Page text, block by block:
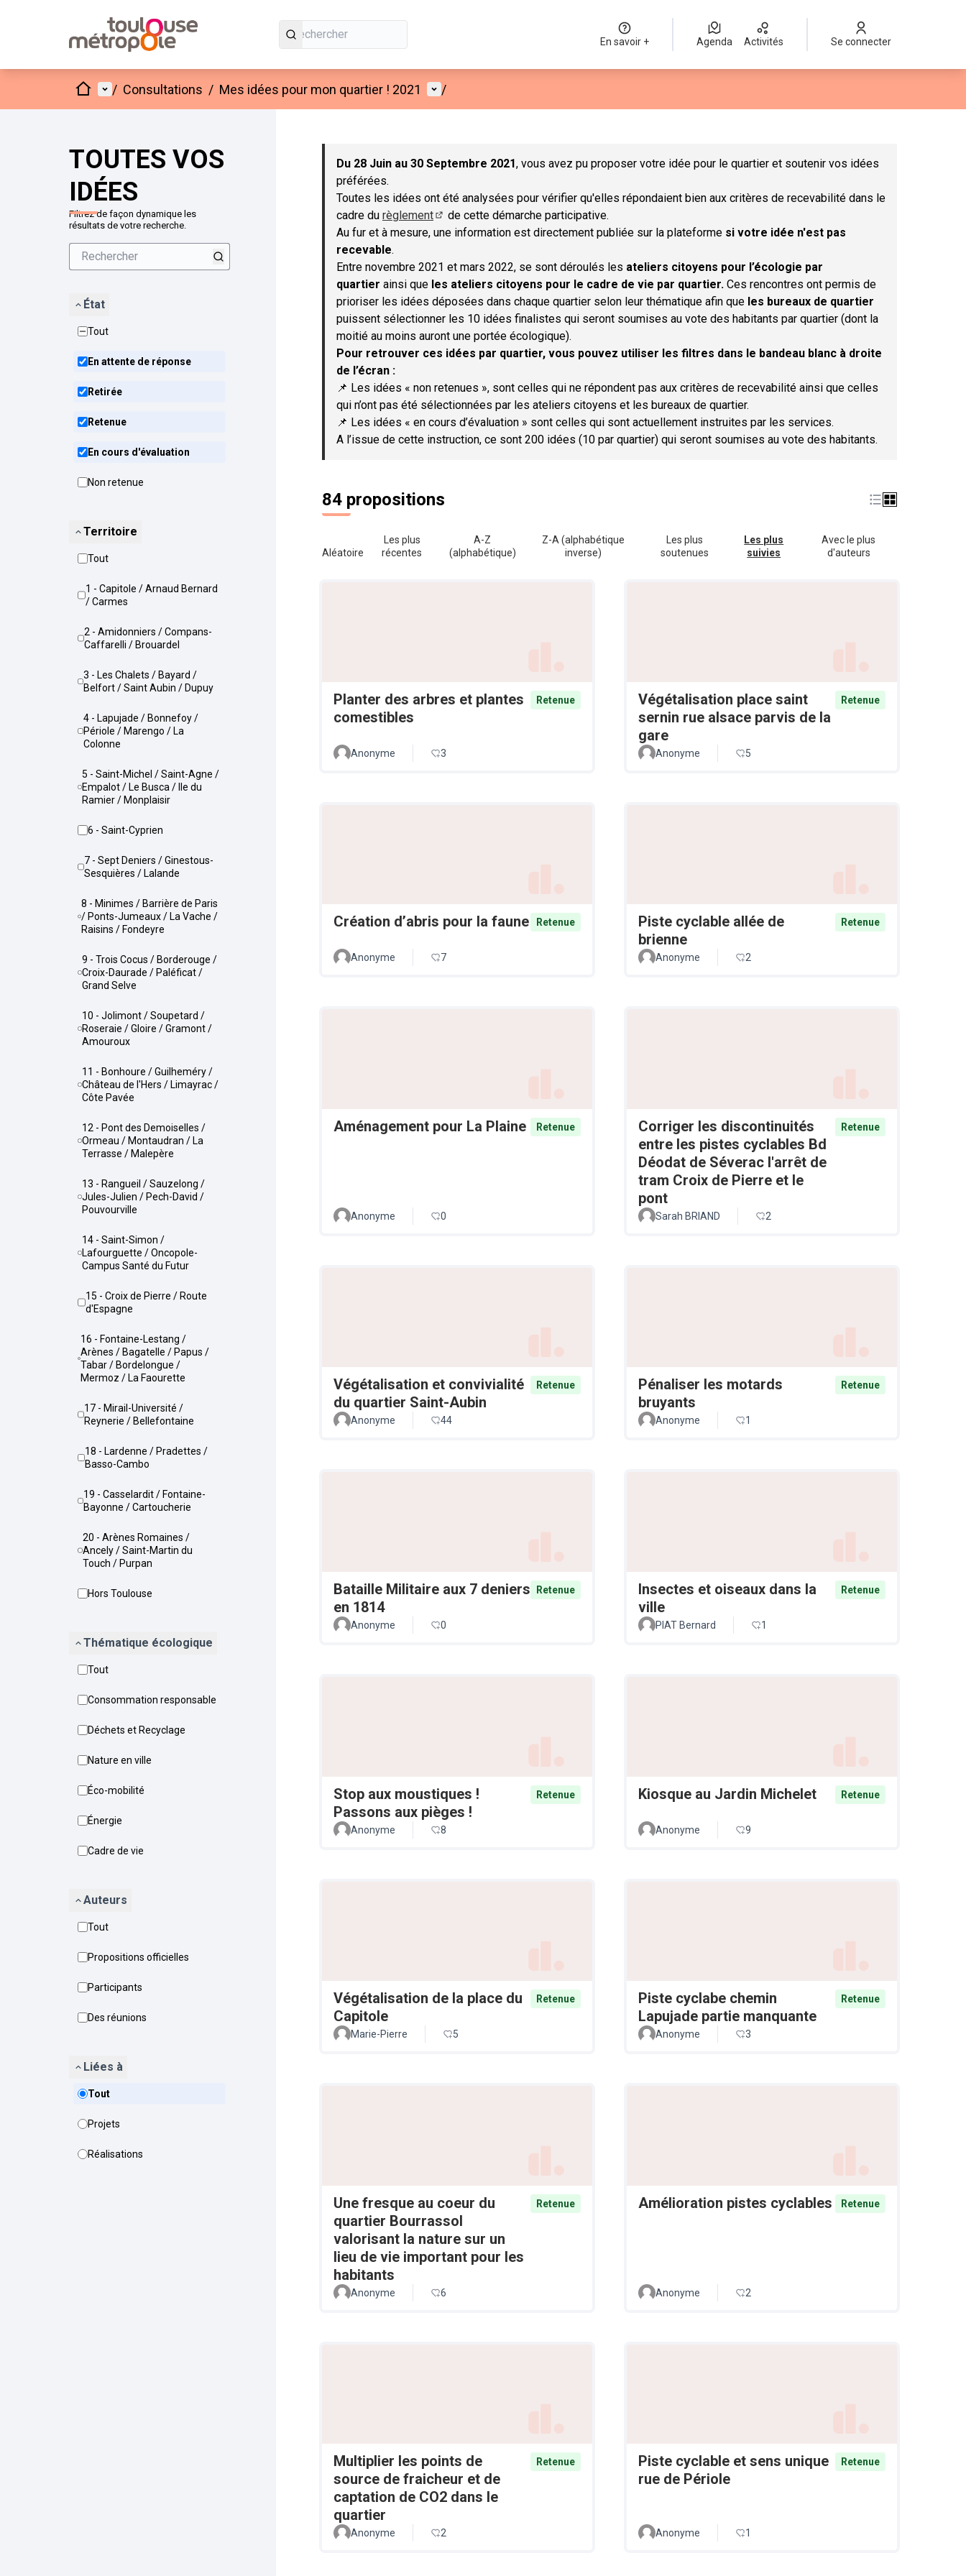
En savoir + Agenda Activités Se connecter
AccueilMenu principal
/ Consultations / Mes idées pour mon quartier ! 2021 Menu utilisateur
/
TOUTES VOS
IDÉES
Filtrez de façon dynamique les
résultats de votre recherche.
État
Tout
En attente de réponse
Retirée
Retenue
En cours d'évaluation
Non retenue
Territoire
Tout
1 - Capitole / Arnaud Bernard
/ Carmes
2 - Amidonniers / Compans-
Caffarelli / Brouardel
3 - Les Chalets / Bayard /
Belfort / Saint Aubin / Dupuy
4 - Lapujade / Bonnefoy /
Périole / Marengo / La
Colonne
5 - Saint-Michel / Saint-Agne /
Empalot / Le Busca / Ile du
Ramier / Monplaisir
6 - Saint-Cyprien
7 - Sept Deniers / Ginestous-
Sesquières / Lalande
8 - Minimes / Barrière de Paris
/ Ponts-Jumeaux / La Vache /
Raisins / Fondeyre
9 - Trois Cocus / Borderouge /
Croix-Daurade / Paléficat /
Grand Selve
10 - Jolimont / Soupetard /
Roseraie / Gloire / Gramont /
Amouroux
11 - Bonhoure / Guilheméry /
Château de l'Hers / Limayrac /
Côte Pavée
12 - Pont des Demoiselles /
Ormeau / Montaudran / La
Terrasse / Malepère
13 - Rangueil / Sauzelong /
Jules-Julien / Pech-David /
Pouvourville
14 - Saint-Simon /
Lafourguette / Oncopole-
Campus Santé du Futur
15 - Croix de Pierre / Route
d'Espagne
16 - Fontaine-Lestang /
Arènes / Bagatelle / Papus /
Tabar / Bordelongue /
Mermoz / La Faourette
17 - Mirail-Université /
Reynerie / Bellefontaine
18 - Lardenne / Pradettes /
Basso-Cambo
19 - Casselardit / Fontaine-
Bayonne / Cartoucherie
20 - Arènes Romaines /
Ancely / Saint-Martin du
Touch / Purpan
Hors Toulouse
Thématique écologique
Tout
Consommation responsable
Déchets et Recyclage
Nature en ville
Éco-mobilité
Énergie
Cadre de vie
Auteurs
Tout
Propositions officielles
Participants
Des réunions
Liées à
Tout
Projets
Réalisations
Passer la carte
Du 28 Juin au 30 Septembre 2021, vous avez pu proposer votre idée pour le quartier et soutenir vos idées
préférées.
Toutes les idées ont été analysées pour vérifier qu'elles répondaient bien aux critères de recevabilité dans le
cadre du règlement
(S'ouvre dans un nouvel onglet)
de cette démarche participative.
Au fur et à mesure, une information est directement publiée sur la plateforme si votre idée n'est pas
recevable.
Entre novembre 2021 et mars 2022, se sont déroulés les ateliers citoyens pour l’écologie par
quartier ainsi que les ateliers citoyens pour le cadre de vie par quartier. Ces rencontres ont permis de
prioriser les idées déposées dans chaque quartier selon leur thématique afin que les bureaux de quartier
puissent sélectionner les 10 idées finalistes qui seront soumises au vote des habitants par quartier (dont la
moitié au moins auront une portée écologique).
Pour retrouver ces idées par quartier, vous pouvez utiliser les filtres dans le bandeau blanc à droite
de l’écran :
📌 Les idées « non retenues », sont celles qui ne répondent pas aux critères de recevabilité ainsi que celles
qui n’ont pas été sélectionnées par les ateliers citoyens et les bureaux de quartier.
📌 Les idées « en cours d’évaluation » sont celles qui sont actuellement instruites par les services.
A l’issue de cette instruction, ce sont 200 idées (10 par quartier) qui seront soumises au vote des habitants.
84 propositions
Aléatoire
Les plus
récentes
A-Z
(alphabétique)
Z-A (alphabétique
inverse)
Les plus
soutenues
Les plus
suivies
Avec le plus
d'auteurs
Planter des arbres et plantes
comestibles
Retenue
Anonyme 3
Végétalisation place saint
sernin rue alsace parvis de la
gare
Retenue
Anonyme 5
Création d’abris pour la faune Retenue
Anonyme 7
Piste cyclable allée de
brienne
Retenue
Anonyme 2
Aménagement pour La Plaine Retenue
Anonyme 0
Corriger les discontinuités
entre les pistes cyclables Bd
Déodat de Séverac l'arrêt de
tram Croix de Pierre et le
pont
Retenue
Sarah BRIAND 2
Végétalisation et convivialité
du quartier Saint-Aubin
Retenue
Anonyme 44
Pénaliser les motards
bruyants
Retenue
Anonyme 1
Bataille Militaire aux 7 deniers
en 1814
Retenue
Anonyme 0
Insectes et oiseaux dans la
ville
Retenue
PIAT Bernard 1
Stop aux moustiques !
Passons aux pièges !
Retenue
Anonyme 8
Kiosque au Jardin Michelet Retenue
Anonyme 9
Végétalisation de la place du
Capitole
Retenue
Marie-Pierre 5
Piste cyclabe chemin
Lapujade partie manquante
Retenue
Anonyme 3
Une fresque au coeur du
quartier Bourrassol
valorisant la nature sur un
lieu de vie important pour les
habitants
Retenue
Anonyme 6
Amélioration pistes cyclables Retenue
Anonyme 2
Multiplier les points de
source de fraicheur et de
captation de CO2 dans le
quartier
Retenue
Anonyme 2
Piste cyclable et sens unique
rue de Périole
Retenue
Anonyme 1